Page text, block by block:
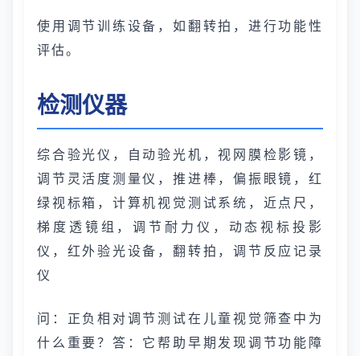
使用调节训练设备，如翻转拍，进行功能性
评估。
检测仪器
综合验光仪，自动验光机，视网膜检影镜，
调节灵活度测量仪，推进棒，偏振眼镜，红
绿视标箱，计算机视觉测试系统，近点尺，
梯度透镜组，调节耐力仪，动态视标投影
仪，红外验光设备，翻转拍，调节反应记录
仪
问：正负相对调节测试在儿童视觉筛查中为
什么重要？答：它帮助早期发现调节功能障